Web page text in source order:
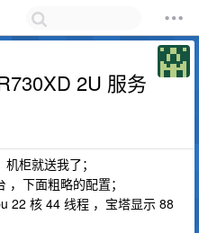
2U 服务
柜就送我了；
下面粗略的配置；
22 核 44 线程 ，宝塔显示 88